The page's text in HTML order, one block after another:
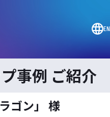
EN
事例 ご紹介
ゴン」 様